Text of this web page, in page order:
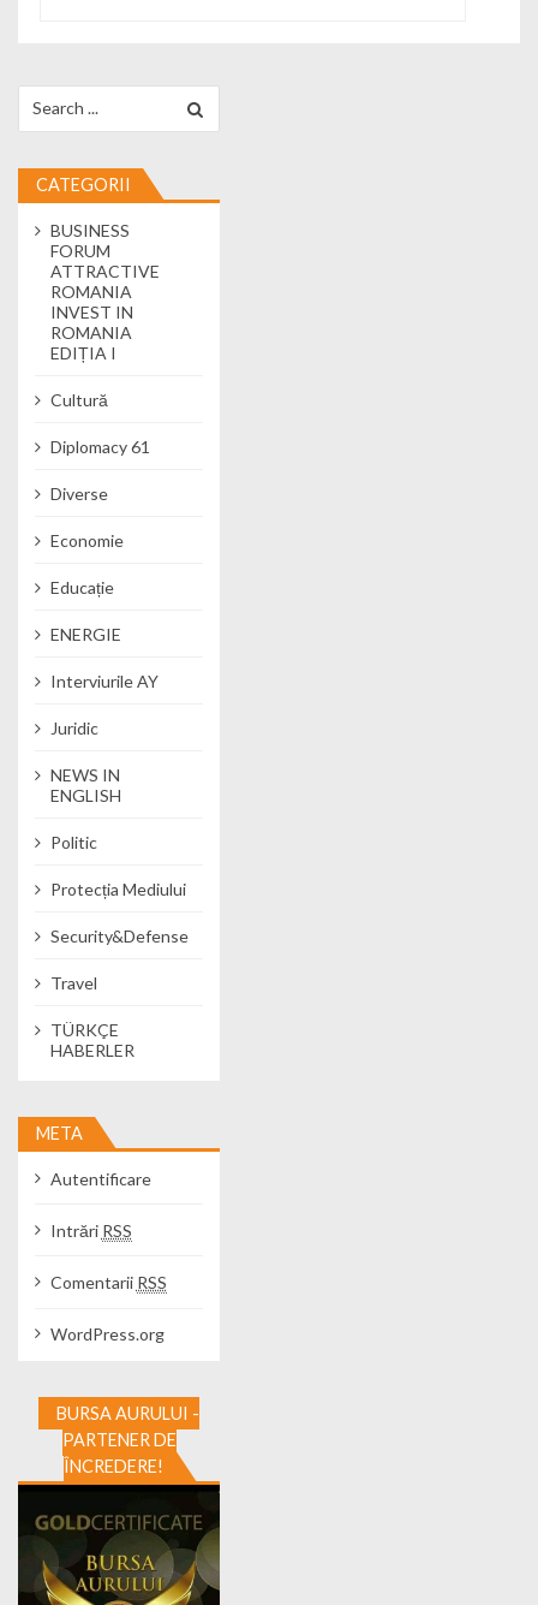
CATEGORII
BUSINESS
FORUM
ATTRACTIVE
ROMANIA
INVEST IN
ROMANIA
EDIȚIA I
Cultură
Diplomacy 61
Diverse
Economie
Educație
ENERGIE
Interviurile AY
Juridic
NEWS IN
ENGLISH
Politic
Protecția Mediului
Security&Defense
Travel
TÜRKÇE
HABERLER
META
Autentificare
Intrări RSS
Comentarii RSS
WordPress.org
BURSA AURULUI -
PARTENER DE
ÎNCREDERE!